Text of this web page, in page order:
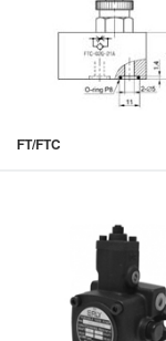
FT/FTC